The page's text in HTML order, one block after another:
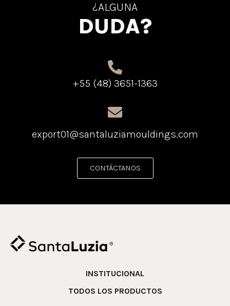
¿ALGUNA
DUDA?
+55 (48) 3651-1363
export01@santaluziamouldings.com
CONTÁCTANOS
INSTITUCIONAL
TODOS LOS PRODUCTOS